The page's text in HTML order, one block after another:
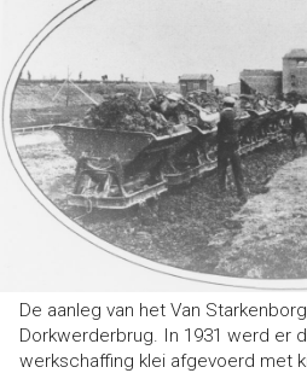
De aanleg van het Van
Dorkwerderbrug. In 1931 werd er
werkschaffing klei afgevoerd met